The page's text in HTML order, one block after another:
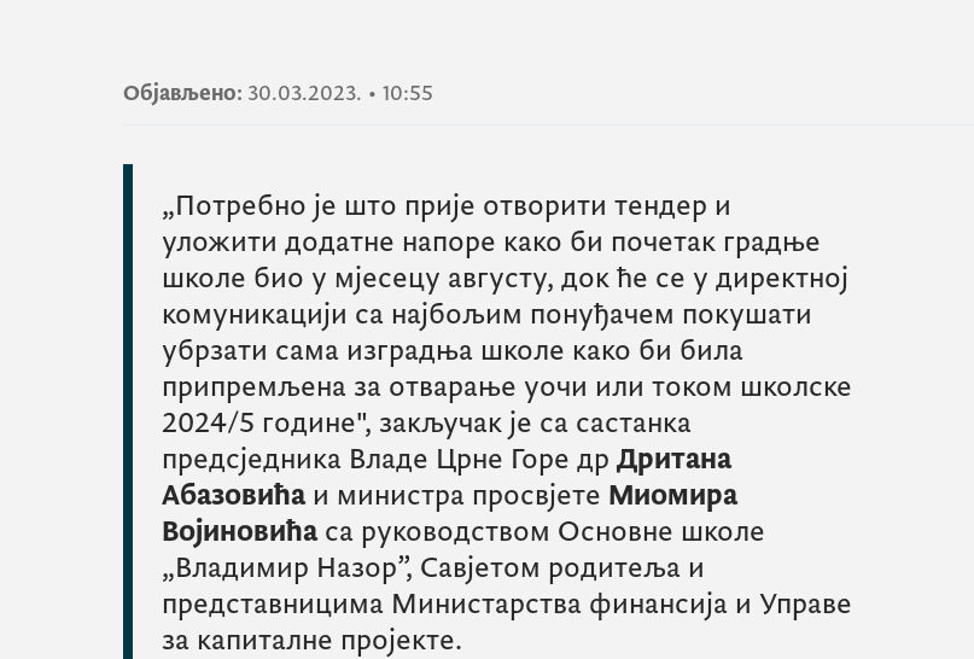
Објављено: 30.03.2023. • 10:55
„Потребно је што прије отворити тендер и
уложити додатне напоре како би почетак градње
школе био у мјесецу августу, док ће се у директној
комуникацији са најбољим понуђачем покушати
убрзати сама изградња школе како би била
припремљена за отварање уочи или током школске
2024/5 године", закључак је са састанка
предсједника Владе Црне Горе др Дритана
Абазовићаи министра просвјете Миомира
Војиновићаса руководством Основне школе
„Владимир Назор”, Савјетом родитеља и
представницима Министарства финансија и Управе
за капиталне пројекте.